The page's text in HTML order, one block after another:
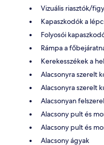
Vizuális riasztók/
Kapaszkodók a
Folyosói
Rámpa a
Kerekesszékek a
Alacsonyra szerelt
Alacsonyra szerelt
Alacsonyan
Alacsony pult és
Alacsony pult és
Alacsony ágyak